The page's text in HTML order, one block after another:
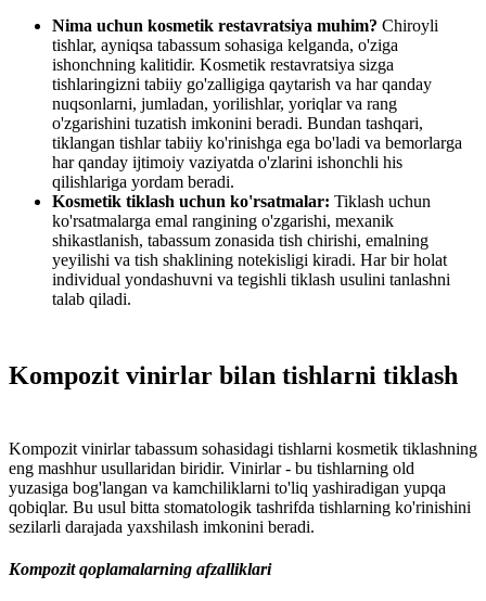
Nima uchun kosmetik restavratsiya muhim? Chiroyli
tishlar, ayniqsa tabassum sohasiga kelganda, o'ziga
ishonchning kalitidir. Kosmetik restavratsiya sizga
tishlaringizni tabiiy go'zalligiga qaytarish va har qanday
nuqsonlarni, jumladan, yorilishlar, yoriqlar va rang
o'zgarishini tuzatish imkonini beradi. Bundan tashqari,
tiklangan tishlar tabiiy ko'rinishga ega bo'ladi va bemorlarga
har qanday ijtimoiy vaziyatda o'zlarini ishonchli his
qilishlariga yordam beradi.
Kosmetik tiklash uchun ko'rsatmalar: Tiklash uchun
ko'rsatmalarga emal rangining o'zgarishi, mexanik
shikastlanish, tabassum zonasida tish chirishi, emalning
yeyilishi va tish shaklining notekisligi kiradi. Har bir holat
individual yondashuvni va tegishli tiklash usulini tanlashni
talab qiladi.
Kompozit vinirlar bilan tishlarni tiklash
Kompozit vinirlar tabassum sohasidagi tishlarni kosmetik tiklashning
eng mashhur usullaridan biridir. Vinirlar - bu tishlarning old
yuzasiga bog'langan va kamchiliklarni to'liq yashiradigan yupqa
qobiqlar. Bu usul bitta stomatologik tashrifda tishlarning ko'rinishini
sezilarli darajada yaxshilash imkonini beradi.
Kompozit qoplamalarning afzalliklari